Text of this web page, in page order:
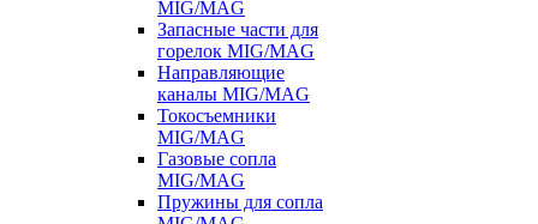
MIG/MAG
Запасные части для
горелок MIG/MAG
Направляющие
каналы MIG/MAG
Токосъемники
MIG/MAG
Газовые сопла
MIG/MAG
Пружины для сопла